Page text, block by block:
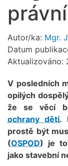
Autor/ka: Mgr.
Datum
Aktualizováno:
V posledních
opilých
že se věcí
ochrany dětí.
prostě být
(OSPOD) je
jako stavební